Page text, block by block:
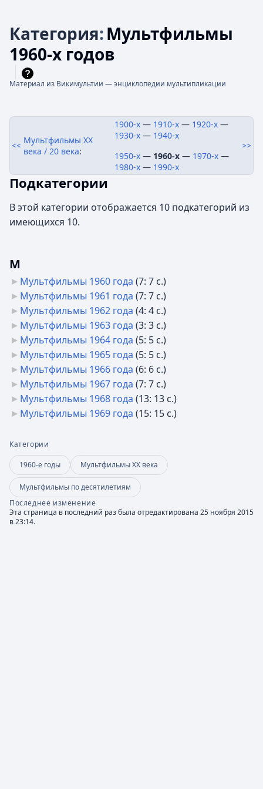
Категория:Мультфильмы
1960-х годов
Материал из Викимультии — энциклопедии мультипликации
<< Мультфильмы XX
века / 20 века:
1900-х — 1910-х — 1920-х —
1930-х — 1940-х
1950-х — 1960-х — 1970-х —
1980-х — 1990-х
>>
Подкатегории
В этой категории отображается 10 подкатегорий из
имеющихся 10.
М
Мультфильмы 1960 года (7: 7 с.)
Мультфильмы 1961 года (7: 7 с.)
Мультфильмы 1962 года (4: 4 с.)
Мультфильмы 1963 года (3: 3 с.)
Мультфильмы 1964 года (5: 5 с.)
Мультфильмы 1965 года (5: 5 с.)
Мультфильмы 1966 года (6: 6 с.)
Мультфильмы 1967 года (7: 7 с.)
Мультфильмы 1968 года (13: 13 с.)
Мультфильмы 1969 года (15: 15 с.)
Категории
1960-е годы Мультфильмы XX века
Мультфильмы по десятилетиям
Последнее изменение
Эта страница в последний раз была отредактирована 25 ноября 2015
в 23:14.